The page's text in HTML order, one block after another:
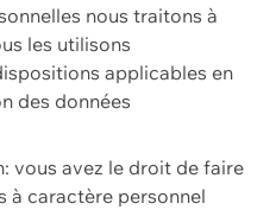
nous traitons à
les utilisons
applicables en
des données
vous avez le droit de faire
à caractère personnel